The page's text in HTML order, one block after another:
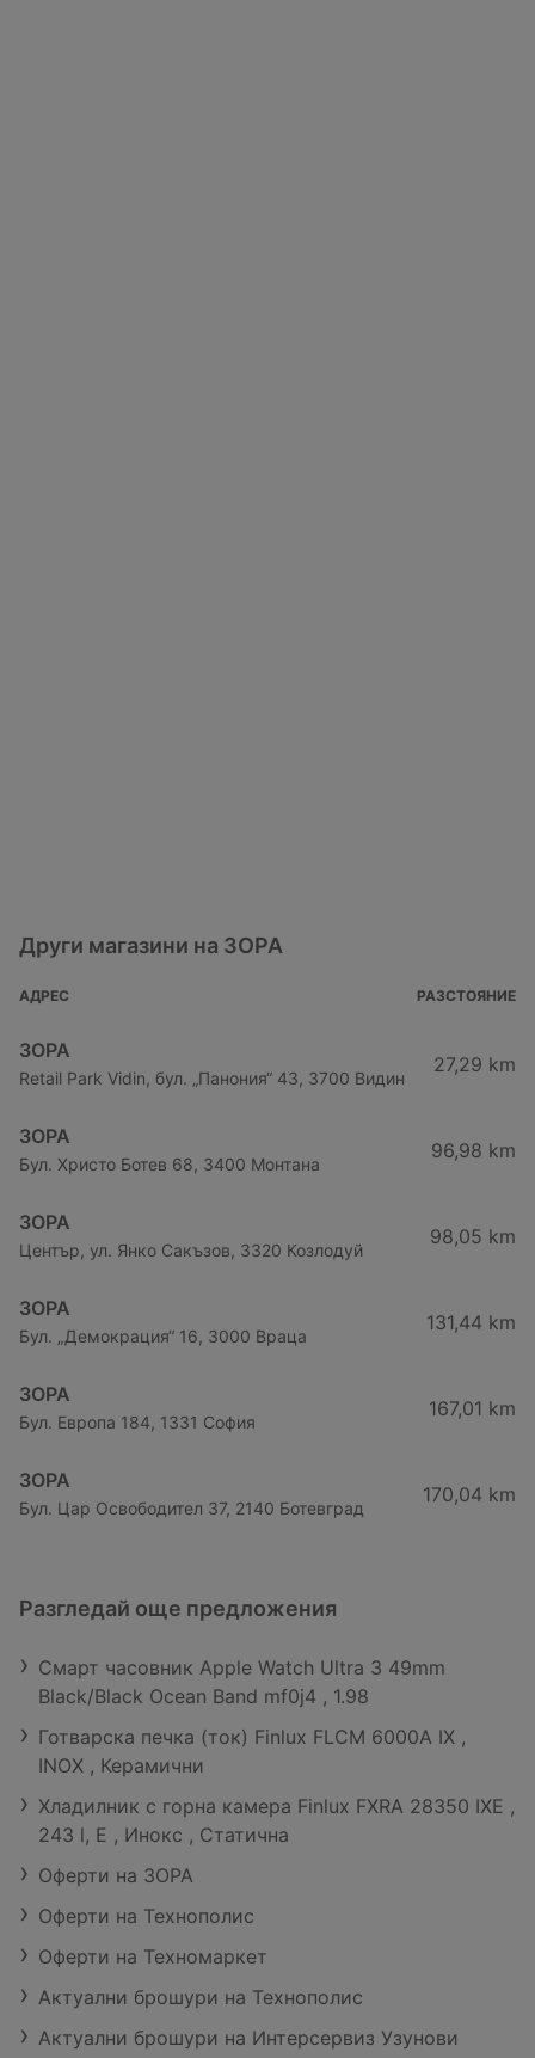
Други магазини на ЗОРА
АДРЕС РАЗСТОЯНИЕ
ЗОРА
Retail Park Vidin, бул. „Панония“ 43, 3700 Видин
27,29 km
ЗОРА
Бул. Христо Ботев 68, 3400 Монтана
96,98 km
ЗОРА
Център, ул. Янко Сакъзов, 3320 Козлодуй
98,05 km
ЗОРА
Бул. „Демокрация“ 16, 3000 Враца
131,44 km
ЗОРА
Бул. Европа 184, 1331 София
167,01 km
ЗОРА
Бул. Цар Освободител 37, 2140 Ботевград
170,04 km
Разгледай още предложения
Смарт часовник Apple Watch Ultra 3 49mm
Black/Black Ocean Band mf0j4 , 1.98
Готварска печка (ток) Finlux FLCM 6000A IX ,
INOX , Керамични
Хладилник с горна камера Finlux FXRA 28350 IXE ,
243 l, E , Инокс , Статична
Оферти на ЗОРА
Оферти на Технополис
Оферти на Техномаркет
Актуални брошури на Технополис
Актуални брошури на Интерсервиз Узунови